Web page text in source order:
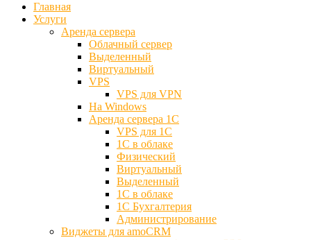
Главная
Услуги
Аренда сервера
Облачный сервер
Выделенный
Виртуальный
VPS
VPS для VPN
На Windows
Аренда сервера 1С
VPS для 1С
1С в облаке
Физический
Виртуальный
Выделенный
1С в облаке
1С Бухгалтерия
Администрирование
Виджеты для amoCRM